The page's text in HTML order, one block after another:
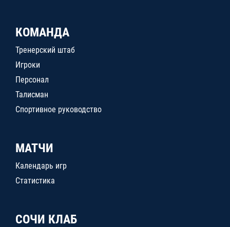
КОМАНДА
Тренерский штаб
Игроки
Персонал
Талисман
Спортивное руководство
МАТЧИ
Календарь игр
Статистика
СОЧИ КЛАБ